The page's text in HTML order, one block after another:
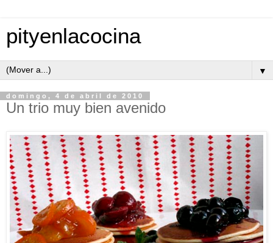
pityenlacocina
▼
domingo, 4 de abril de 2010
Un trio muy bien avenido